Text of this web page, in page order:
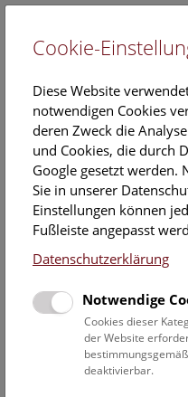
Hier finden Sie die
Tages. Für mehr
8. August 2026
Cookie-
Diese Website
notwendigen Cookies
deren Zweck die
und Cookies, die durch
Google gesetzt werden.
Sie in unserer
Einstellungen können
Fußleiste angepasst
Datenschutzerklärung
Notwendige
Cookies dieser
der Website
deaktivierbar.